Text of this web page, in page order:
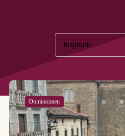
Inspiratie
Dominicanen